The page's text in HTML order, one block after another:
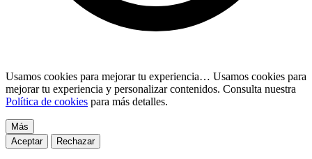
Usamos cookies para mejorar tu experiencia… Usamos cookies para
mejorar tu experiencia y personalizar contenidos. Consulta nuestra
Política de cookies para más detalles.
Más
Aceptar
Rechazar